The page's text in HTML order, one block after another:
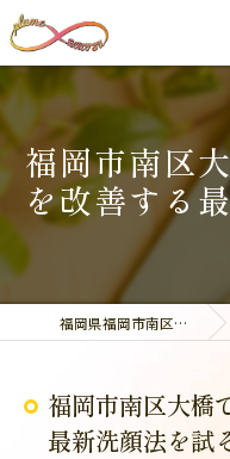
福岡市南区
を改善する
福岡県福岡市南区の整体なら美容整骨サロン plume
福岡市南区大橋
最新洗顔法を試